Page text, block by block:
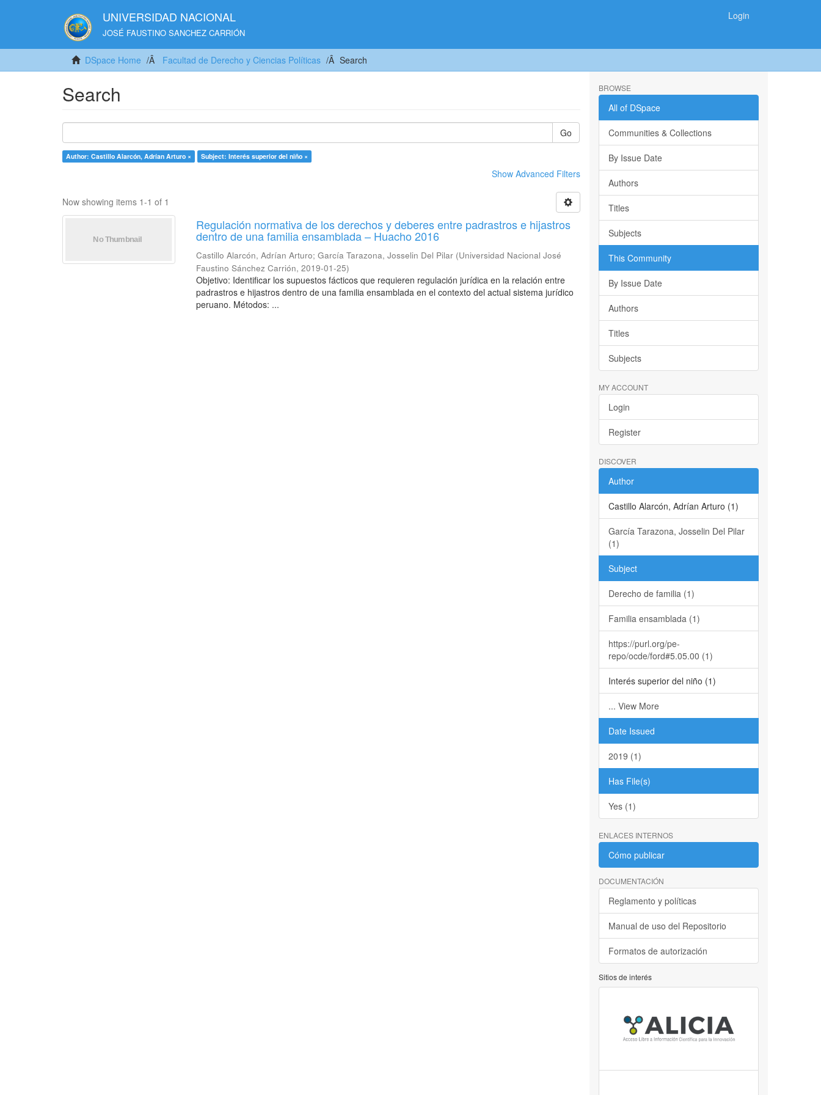
UNIVERSIDAD NACIONAL
JOSÉ FAUSTINO SANCHEZ CARRIÓN
Login
DSpace Home Facultad de Derecho y Ciencias Políticas Search
Search
Go
Author: Castillo Alarcón, Adrían Arturo × Subject: Interés superior del niño ×
Show Advanced Filters
Now showing items 1-1 of 1
Regulación normativa de los derechos y deberes entre padrastros e hijastros
dentro de una familia ensamblada – Huacho 2016
Castillo Alarcón, Adrían Arturo;García Tarazona, Josselin Del Pilar (Universidad Nacional José
Faustino Sánchez Carrión,2019-01-25)
Objetivo: Identificar los supuestos fácticos que requieren regulación jurídica en la relación entre
padrastros e hijastros dentro de una familia ensamblada en el contexto del actual sistema jurídico
peruano. Métodos: ...
BROWSE
All of DSpace
Communities & Collections
By Issue Date
Authors
Titles
Subjects
This Community
By Issue Date
Authors
Titles
Subjects
MY ACCOUNT
Login
Register
DISCOVER
Author
Castillo Alarcón, Adrían Arturo (1)
García Tarazona, Josselin Del Pilar
(1)
Subject
Derecho de familia (1)
Familia ensamblada (1)
https://purl.org/pe-
repo/ocde/ford#5.05.00 (1)
Interés superior del niño (1)
... View More
Date Issued
2019 (1)
Has File(s)
Yes (1)
ENLACES INTERNOS
Cómo publicar
DOCUMENTACIÓN
Reglamento y políticas
Manual de uso del Repositorio
Formatos de autorización
Sitios de interés